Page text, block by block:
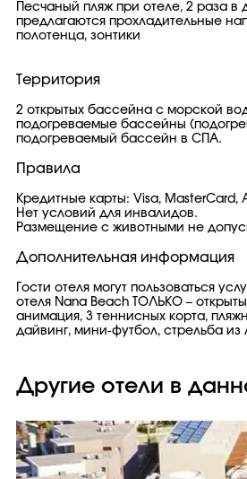
Песчаный пляж при отеле, 2 раза в
предлагаются прохладительные
полотенца, зонтики
Территория
2 открытых бассейна с морской
подогреваемые бассейны
подогреваемый бассейн в СПА.
Правила
Кредитные карты: Visa, MasterCard,
Нет условий для инвалидов.
Размещение с животными не
Дополнительная информация
Гости отеля могут пользоваться
отеля Nana Beach ТОЛЬКО –
анимация, 3 теннисных корта,
дайвинг, мини-футбол, стрельба из
Другие отели в